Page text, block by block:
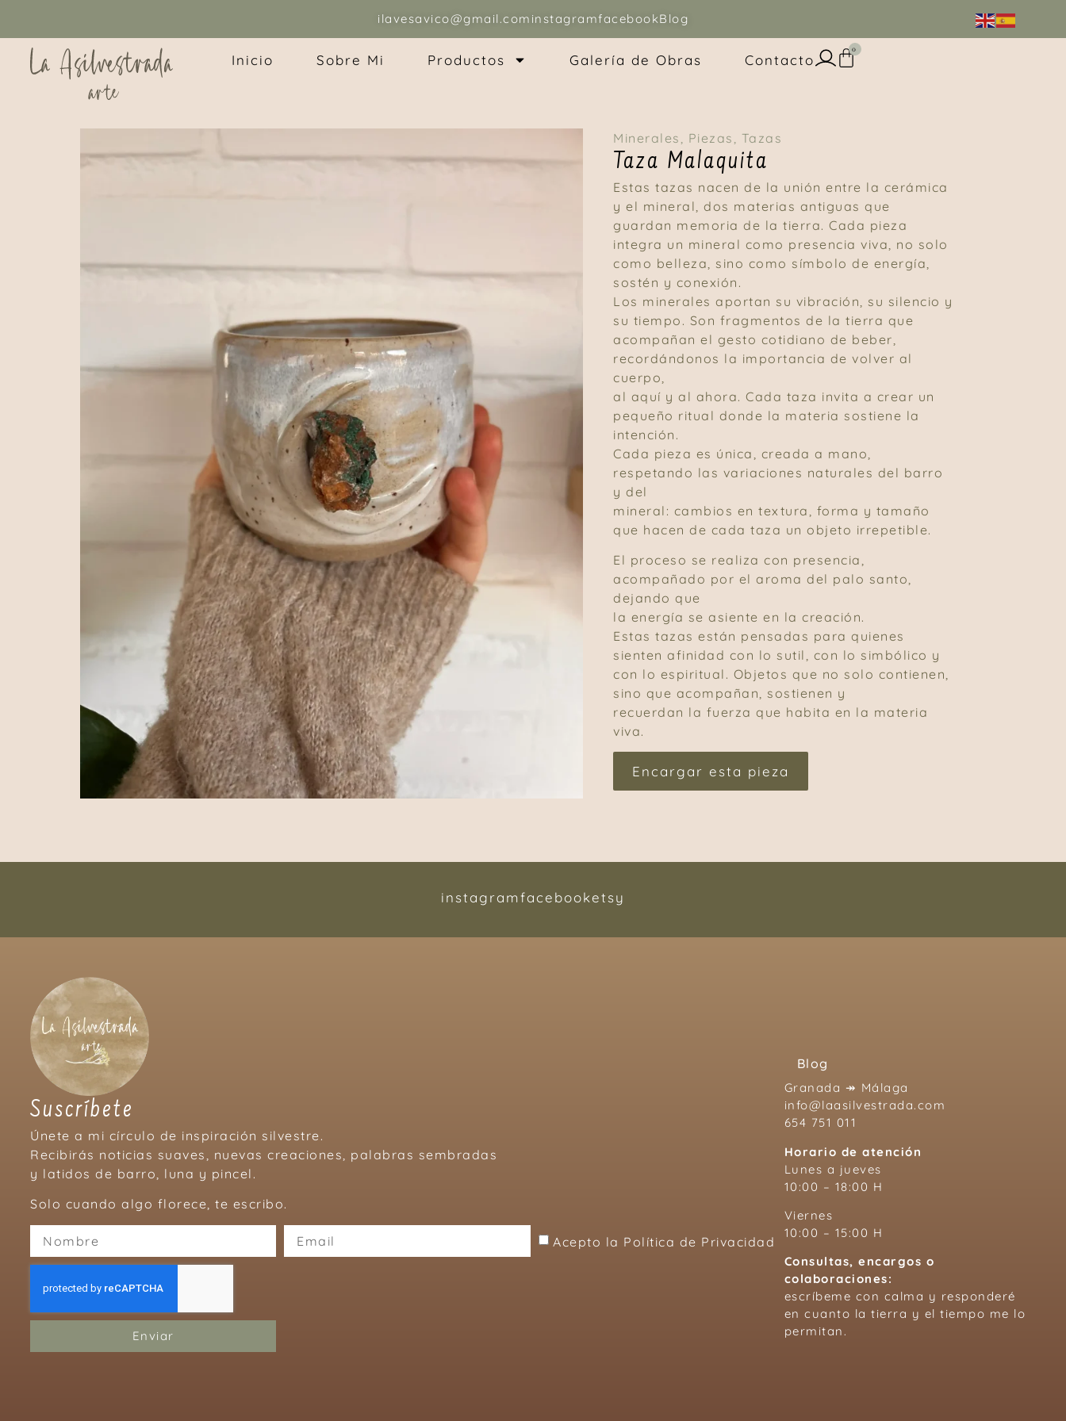
ilavesavico@gmail.com instagramfacebookBlog
Inicio Sobre Mi Productos Galería de Obras Contacto
0
Minerales Piezas Tazas
Taza Malaquita
Estas tazas nacen de la unión entre la cerámica
y el mineral, dos materias antiguas que
guardan memoria de la tierra. Cada pieza
integra un mineral como presencia viva, no solo
como belleza, sino como símbolo de energía,
sostén y conexión.
Los minerales aportan su vibración, su silencio y
su tiempo. Son fragmentos de la tierra que
acompañan el gesto cotidiano de beber,
recordándonos la importancia de volver al
cuerpo,
al aquí y al ahora. Cada taza invita a crear un
pequeño ritual donde la materia sostiene la
intención.
Cada pieza es única, creada a mano,
respetando las variaciones naturales del barro
y del
mineral: cambios en textura, forma y tamaño
que hacen de cada taza un objeto irrepetible.
El proceso se realiza con presencia,
acompañado por el aroma del palo santo,
dejando que
la energía se asiente en la creación.
Estas tazas están pensadas para quienes
sienten afinidad con lo sutil, con lo simbólico y
con lo espiritual. Objetos que no solo contienen,
sino que acompañan, sostienen y
recuerdan la fuerza que habita en la materia
viva.
Encargar esta pieza
instagramfacebooketsy
Suscríbete
Únete a mi círculo de inspiración silvestre.
Recibirás noticias suaves, nuevas creaciones, palabras sembradas
y latidos de barro, luna y pincel.
Solo cuando algo florece, te escribo.
Acepto la Política de Privacidad
Enviar
Blog
Granada ↠ Málaga
info@laasilvestrada.com
654 751 011
Horario de atención
Lunes a jueves
10:00 – 18:00 H
Viernes
10:00 – 15:00 H
Consultas, encargos o
colaboraciones:
escríbeme con calma y responderé
en cuanto la tierra y el tiempo me lo
permitan.